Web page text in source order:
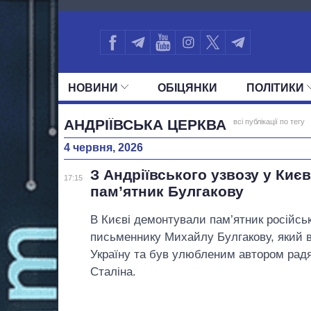
2578
НОВИНИ ОБIЦЯНКИ ПОЛIТИКИ
УСІ ПОЛІТИКИ ПРЕЗИДЕНТ І ОФІС
АНДРІЇВСЬКА ЦЕРКВА всі публікації по тегу
4 червня, 2026
17:15
З Андріївського узвозу у
пам’ятник Булгакову
В Києві демонтували пам’ятник
письменнику Михайлу Булгакову, який
Україну та був улюбленим автором
Сталіна.